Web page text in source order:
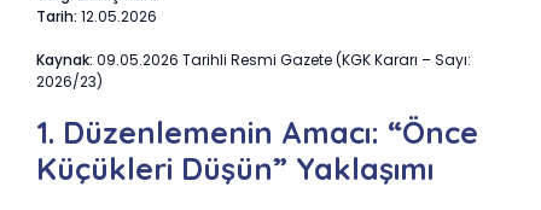
Tarih: 12.05.2026
Kaynak: 09.05.2026 Tarihli Resmi Gazete (KGK Kararı – Sayı:
2026/23)
1. Düzenlemenin Amacı: “Önce
Küçükleri Düşün” Yaklaşımı